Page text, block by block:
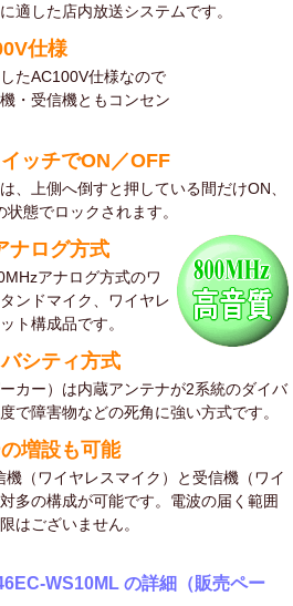
適した店内放送システムです。
仕様
たAC100V仕様なので
・受信機ともコンセン
ッチでON／OFF
、上側へ倒すと押している間だけON、
態でロックされます。
ナログ方式
アナログ方式のワ
ンドマイク、ワイヤレ
ト構成品です。
シティ方式
カー）は内蔵アンテナが2系統のダイバ
で障害物などの死角に強い方式です。
増設も可能
（ワイヤレスマイク）と受信機（ワイ
多の構成が可能です。電波の届く範囲
はございません。
WS10ML の詳細（販売ペー